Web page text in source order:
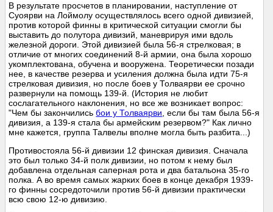
В результате просчетов в планировании, наступление от
Суоярви на Лоймолу осуществлялось всего одной дивизией,
против которой финны в критической ситуации смогли бы
выставить до полутора дивизий, маневрируя ими вдоль
железной дороги. Этой дивизией была 56-я стрелковая; в
отличие от многих соединений 8-й армии, она была хорошо
укомплектована, обучена и вооружена. Теоретически позади
нее, в качестве резерва и усиления должна была идти 75-я
стрелковая дивизия, но после боев у Толваярви ее срочно
развернули на помощь 139-й. (История не любит
сослагательного наклонения, но все же возникает вопрос:
"Чем бы закончилисьбои у Толваярви , если бы там была 56-я
дивизия, а 139-я стала бы армейским резервом?" Как лично
мне кажется, группа Талвелы вполне могла быть разбита...)
Противостояла 56-й дивизии 12 финская дивизия. Сначала
это был только 34-й полк дивизии, но потом к нему был
добавлена отдельная саперная рота и два батальона 35-го
полка. А во время самых жарких боев в конце декабря 1939-
го финны сосредоточили против 56-й дивизии практически
всю свою 12-ю дивизию.